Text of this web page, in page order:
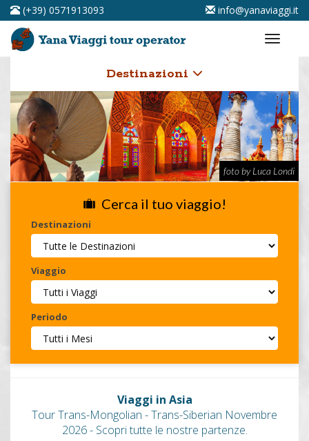
(+39) 0571913093 info@yanaviaggi.it
Destinazioni
foto by Luca Londi
Cerca il tuo viaggio!
Destinazioni
Viaggio
Periodo
Viaggi in Asia
Tour Trans-Mongolian - Trans-Siberian Novembre
2026 - Scopri tutte le nostre partenze.